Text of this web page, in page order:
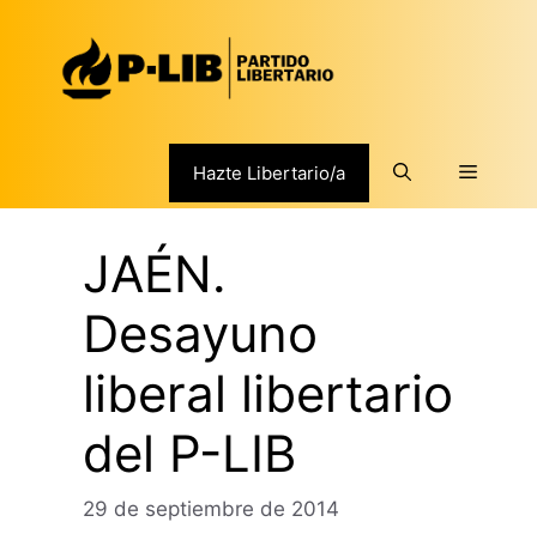
contenido
Hazte Libertario/a Menú
JAÉN.
Desayuno
liberal libertario
del P-LIB
29 de septiembre de 2014